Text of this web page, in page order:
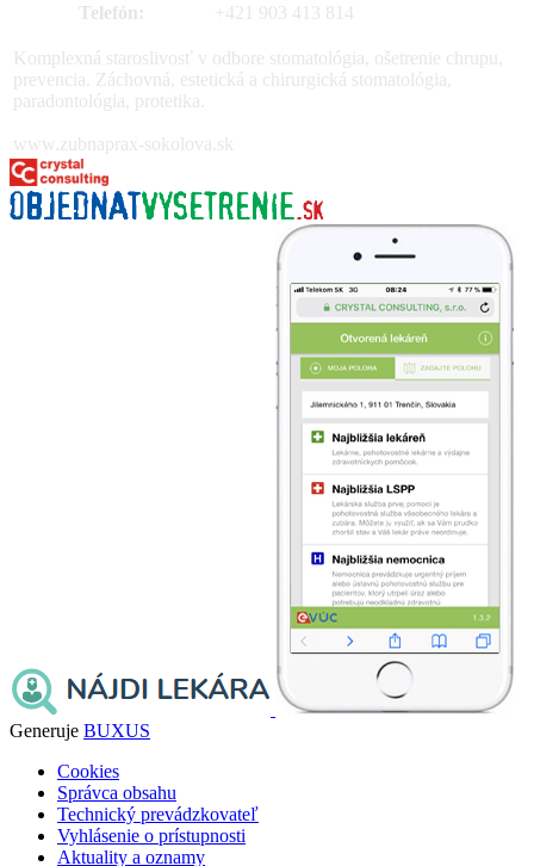
Telefón: +421 903 413 814
Komplexná staroslivosť v odbore stomatológia, ošetrenie chrupu,
prevencia. Záchovná, estetická a chirurgická stomatológia,
paradontológia, protetika.
www.zubnaprax-sokolova.sk
Generuje BUXUS
Cookies
Správca obsahu
Technický prevádzkovateľ
Vyhlásenie o prístupnosti
Aktuality a oznamy